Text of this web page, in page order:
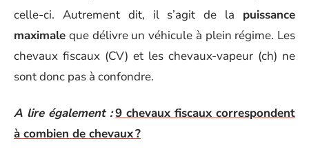
celle-ci. Autrement dit, il s’agit de la puissance
maximale que délivre un véhicule à plein régime. Les
chevaux fiscaux (CV) et les chevaux-vapeur (ch) ne
sont donc pas à confondre.
A lire également : 9 chevaux fiscaux correspondent
à combien de chevaux ?